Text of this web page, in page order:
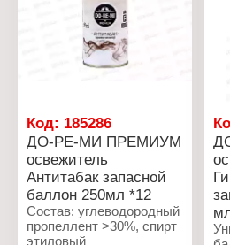
Объем: 300 мл
Код: 185286
ДО-РЕ-МИ ПРЕМИУМ
освежитель
Антитабак запасной
баллон 250мл *12
Состав: углеводородный
пропеллент >30%, спирт
этиловый